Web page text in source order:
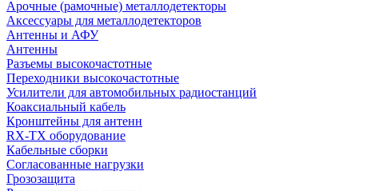
Арочные (рамочные) металлодетекторы
Аксессуары для металлодетекторов
Антенны и АФУ
Антенны
Разъемы высокочастотные
Переходники высокочастотные
Усилители для автомобильных радиостанций
Коаксиальный кабель
Кронштейны для антенн
RX-TX оборудование
Кабельные сборки
Согласованные нагрузки
Грозозащита